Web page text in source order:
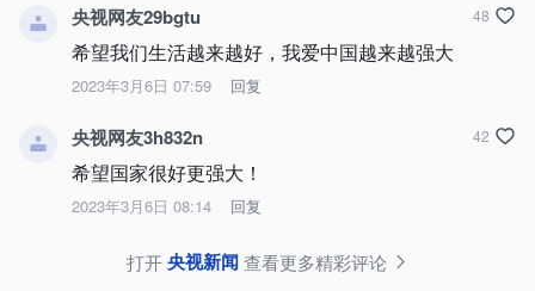
央视网友29bgtu
希望我们生活越来越好，我爱中国越来越强大
2023年3月6日 07:59 回复
48
央视网友3h832n
希望国家很好更强大！
2023年3月6日 08:14 回复
42
打开央视新闻查看更多精彩评论